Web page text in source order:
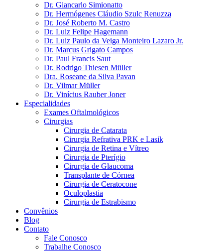
Dr. Giancarlo Simionatto
Dr. Hermógenes Cláudio Szulc Renuzza
Dr. José Roberto M. Castro
Dr. Luiz Felipe Hagemann
Dr. Luiz Paulo da Veiga Monteiro Lazaro Jr.
Dr. Marcus Grigato Campos
Dr. Paul Francis Saut
Dr. Rodrigo Thiesen Müller
Dra. Roseane da Silva Pavan
Dr. Vilmar Müller
Dr. Vinícius Rauber Joner
Especialidades
Exames Oftalmológicos
Cirurgias
Cirurgia de Catarata
Cirurgia Refrativa PRK e Lasik
Cirurgia de Retina e Vítreo
Cirurgia de Pterígio
Cirurgia de Glaucoma
Transplante de Córnea
Cirurgia de Ceratocone
Oculoplastia
Cirurgia de Estrabismo
Convênios
Blog
Contato
Fale Conosco
Trabalhe Conosco